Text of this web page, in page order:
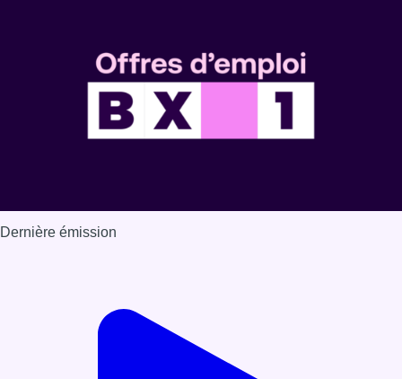
Dernière émission